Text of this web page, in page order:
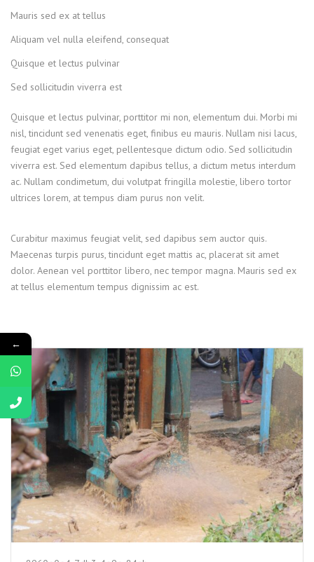
Mauris sed ex at tellus
Aliquam vel nulla eleifend, consequat
Quisque et lectus pulvinar
Sed sollicitudin viverra est
Quisque et lectus pulvinar, porttitor mi non, elementum dui. Morbi mi
nisl, tincidunt sed venenatis eget, finibus eu mauris. Nullam nisi lacus,
feugiat eget varius eget, pellentesque dictum odio. Sed sollicitudin
viverra est. Sed elementum dapibus tellus, a dictum metus interdum
ac. Nullam condimetum, dui volutpat fringilla molestie, libero tortor
ultrices lorem, at tempus diam purus non velit.
Curabitur maximus feugiat velit, sed dapibus sem auctor quis.
Maecenas turpis purus, tincidunt eget mattis ac, placerat sit amet
dolor. Aenean vel porttitor libero, nec tempor magna. Mauris sed ex
at tellus elementum tempus dignissim ac est.
←